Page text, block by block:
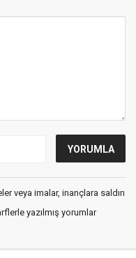
veya imalar, inançlara saldırı
yazılmış yorumlar